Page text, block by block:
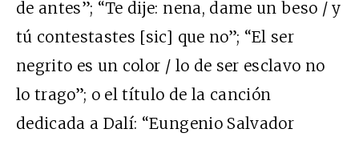
de antes”; “Te dije: nena, dame un beso / y
tú contestastes [sic] que no”; “El ser
negrito es un color / lo de ser esclavo no
lo trago”; o el título de la canción
dedicada a Dalí: “Eungenio Salvador